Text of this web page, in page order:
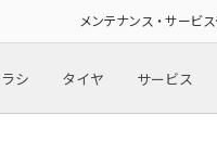
メンテナンス・サービ
シ タイヤ サービス